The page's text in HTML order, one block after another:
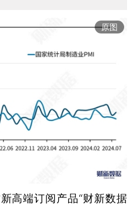
原图
端订阅产品“财新数据